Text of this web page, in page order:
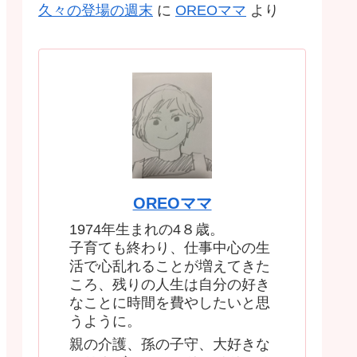
久々の登場の週末 に OREOママ より
OREOママ
1974年生まれの4８歳。
子育ても終わり、仕事中心の生
活で心乱れることが増えてきた
ころ、残りの人生は自分の好き
なことに時間を費やしたいと思
うように。
親の介護、孫の子守、大好きな